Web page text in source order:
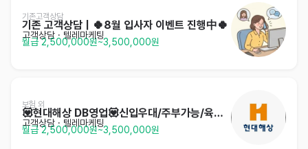
기존고객상담
기존 고객상담｜🍀8월 입사자 이벤트 진행中🍀
고객상담 · 텔레마케팅
월급 2,500,000원~3,500,000원
보험 외
💟현대해상 DB영업💟신입우대/주부가능/육아병행
고객상담 · 텔레마케팅
월급 2,500,000원~3,500,000원